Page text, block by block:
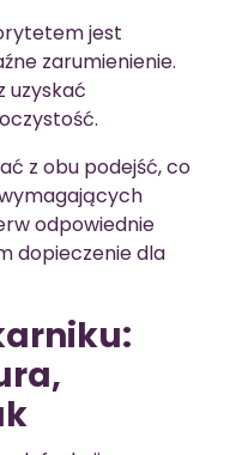
jest
zarumienienie.
uzyskać
z obu podejść, co
odpowiednie
dopieczenie dla